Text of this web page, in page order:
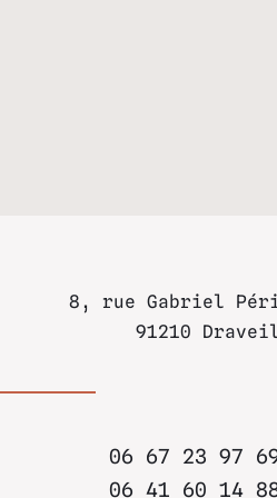
8, rue Gabriel
91210
06 67 23 97
06 41 60 14